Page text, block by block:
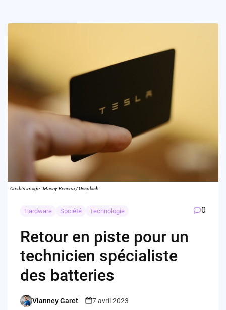
Credits image : Manny Becerra / Unsplash
Hardware Société Technologie 0
Retour en piste pour un
technicien spécialiste
des batteries
Posted
Vianney Garet 7 avril 2023